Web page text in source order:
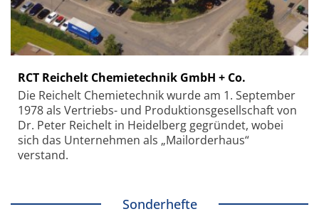
RCT Reichelt Chemietechnik GmbH + Co.
Die Reichelt Chemietechnik wurde am 1. September
1978 als Vertriebs- und Produktionsgesellschaft von
Dr. Peter Reichelt in Heidelberg gegründet, wobei
sich das Unternehmen als „Mailorderhaus“
verstand.
Sonderhefte